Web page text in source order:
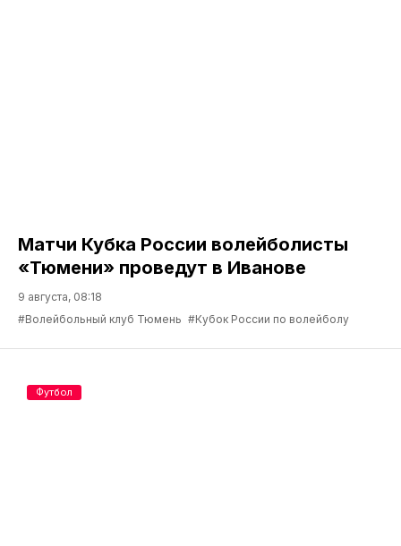
Матчи Кубка России волейболисты
«Тюмени» проведут в Иванове
9 августа, 08:18
#Волейбольный клуб Тюмень #Кубок России по волейболу
Футбол